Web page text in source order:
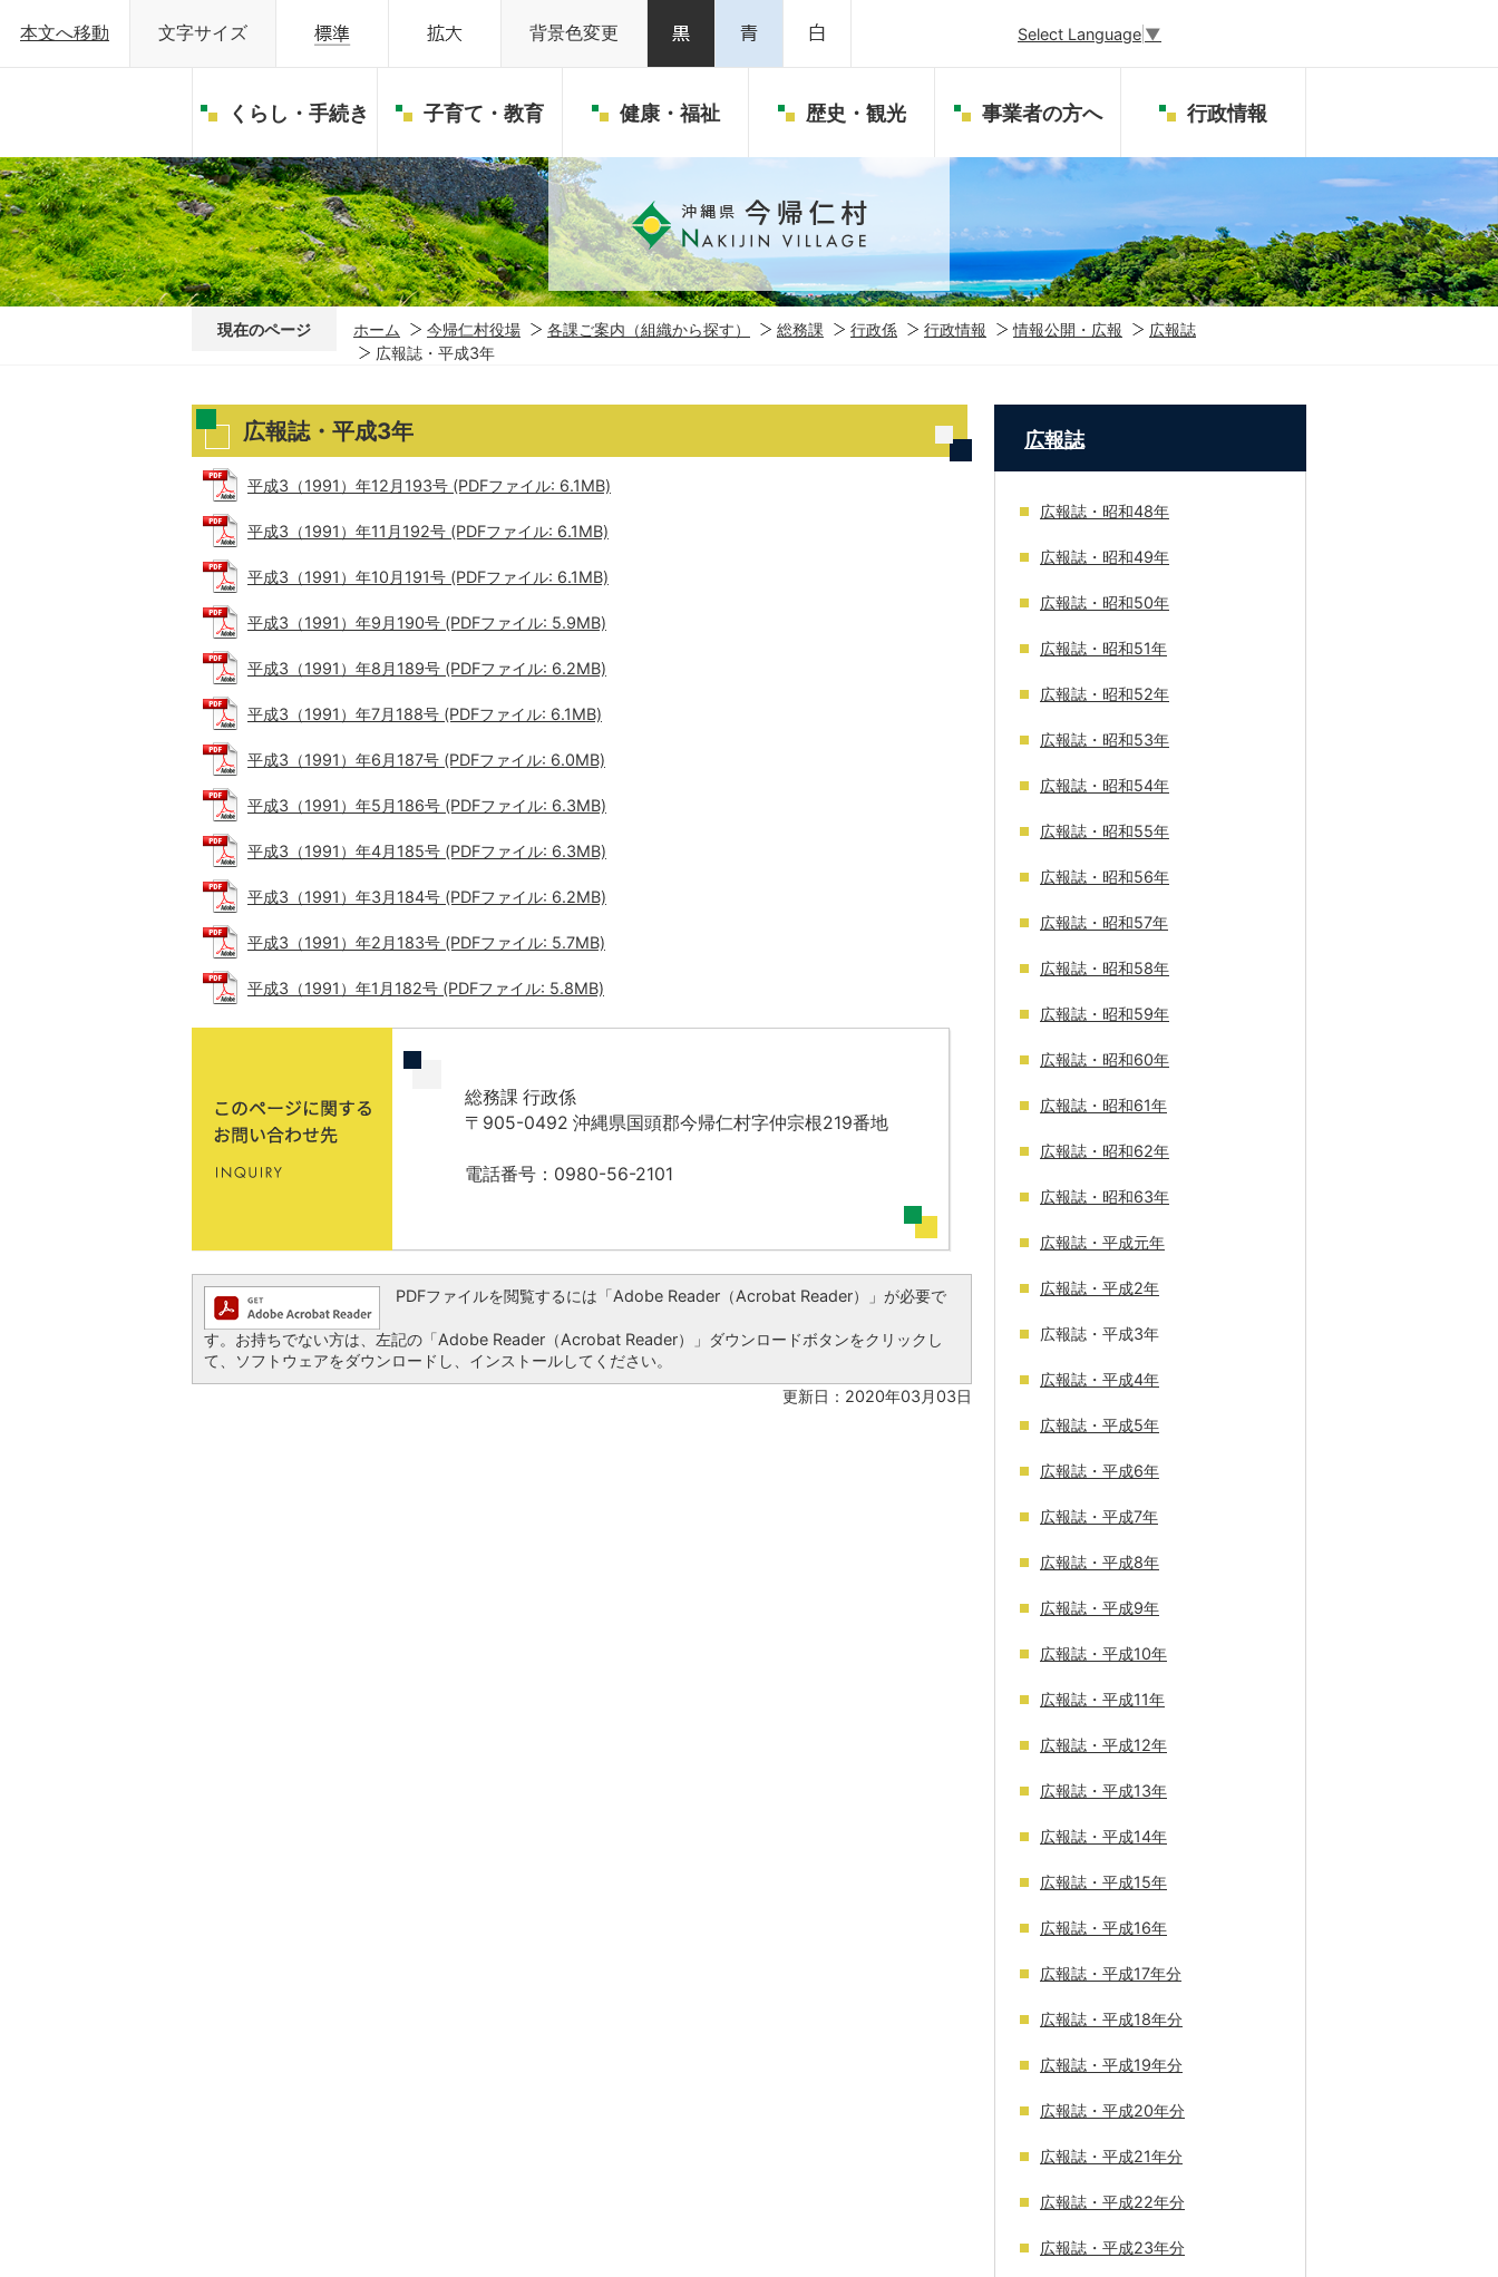
本文へ移動 文字サイズ 背景色変更 Select Language ▼
くらし・手続き 子育て・教育 健康・福祉 歴史・観光 事業者の方へ 行政情報
現在のページ ホーム 今帰仁村役場 各課ご案内（組織から探す） 総務課 行政係 行政情報 情報公開・広報
広報誌
広報誌・平成3年
広報誌・平成3年
平成3（1991）年12月193号 (PDFファイル: 6.1MB)
平成3（1991）年11月192号 (PDFファイル: 6.1MB)
平成3（1991）年10月191号 (PDFファイル: 6.1MB)
平成3（1991）年9月190号 (PDFファイル: 5.9MB)
平成3（1991）年8月189号 (PDFファイル: 6.2MB)
平成3（1991）年7月188号 (PDFファイル: 6.1MB)
平成3（1991）年6月187号 (PDFファイル: 6.0MB)
平成3（1991）年5月186号 (PDFファイル: 6.3MB)
平成3（1991）年4月185号 (PDFファイル: 6.3MB)
平成3（1991）年3月184号 (PDFファイル: 6.2MB)
平成3（1991）年2月183号 (PDFファイル: 5.7MB)
平成3（1991）年1月182号 (PDFファイル: 5.8MB)
総務課 行政係
〒905-0492 沖縄県国頭郡今帰仁村字仲宗根219番地
電話番号：0980-56-2101
PDFファイルを閲覧するには「Adobe Reader（Acrobat Reader）」が必要で
す。お持ちでない方は、左記の「Adobe Reader（Acrobat Reader）」ダウンロードボタンをクリックし
て、ソフトウェアをダウンロードし、インストールしてください。
更新日：2020年03月03日
広報誌
広報誌・昭和48年
広報誌・昭和49年
広報誌・昭和50年
広報誌・昭和51年
広報誌・昭和52年
広報誌・昭和53年
広報誌・昭和54年
広報誌・昭和55年
広報誌・昭和56年
広報誌・昭和57年
広報誌・昭和58年
広報誌・昭和59年
広報誌・昭和60年
広報誌・昭和61年
広報誌・昭和62年
広報誌・昭和63年
広報誌・平成元年
広報誌・平成2年
広報誌・平成3年
広報誌・平成4年
広報誌・平成5年
広報誌・平成6年
広報誌・平成7年
広報誌・平成8年
広報誌・平成9年
広報誌・平成10年
広報誌・平成11年
広報誌・平成12年
広報誌・平成13年
広報誌・平成14年
広報誌・平成15年
広報誌・平成16年
広報誌・平成17年分
広報誌・平成18年分
広報誌・平成19年分
広報誌・平成20年分
広報誌・平成21年分
広報誌・平成22年分
広報誌・平成23年分